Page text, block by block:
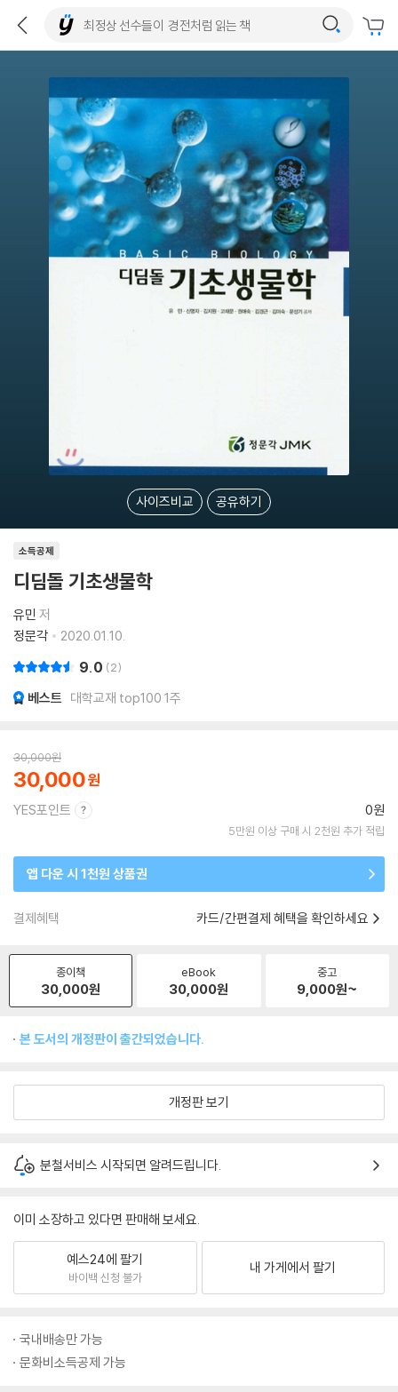
사이즈비교 공유하기
소득공제
디딤돌 기초생물학
유민 저
정문각
2020.01.10.
9.0 2
베스트 대학교재 top100 1주
30,000원
30,000
YES포인트 0원
5만원 이상 구매 시 2천원 추가 적립
앱 다운 시 1천원 상품권
결제혜택 카드/간편결제 혜택을 확인하세요
종이책
30,000원
eBook
30,000원
중고
9,000원~
본 도서의 개정판이 출간되었습니다.
개정판 보기
분철서비스 시작되면 알려드립니다.
이미 소장하고 있다면 판매해 보세요.
예스24에 팔기
바이백 신청 불가
내 가게에서 팔기
국내배송만 가능
문화비소득공제 가능